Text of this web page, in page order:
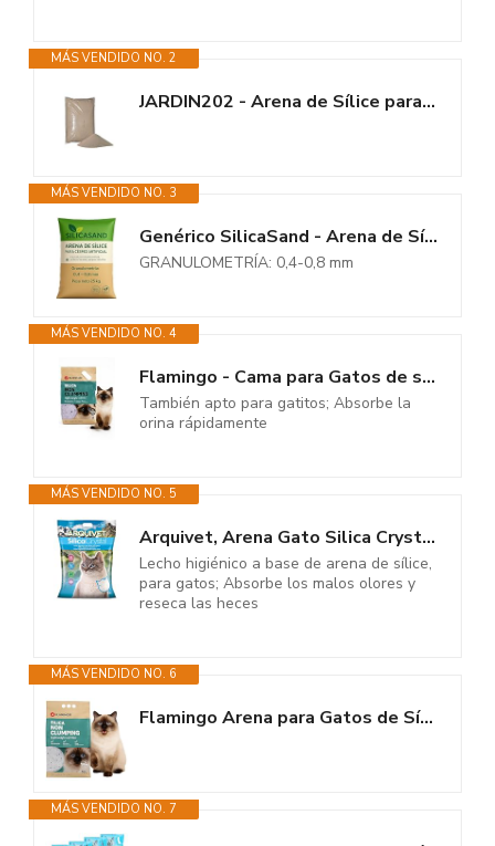
MÁS VENDIDO NO. 2
JARDIN202 - Arena de Sílice para Cesped Artificial | Sacos Arena 25 kg...
MÁS VENDIDO NO. 3
Genérico SilicaSand - Arena de Sílice para Césped Artificial | Sacos...
GRANULOMETRÍA: 0,4-0,8 mm
MÁS VENDIDO NO. 4
Flamingo - Cama para Gatos de sílice granulados de tamaño Medio 5L, Apta...
También apto para gatitos; Absorbe la
orina rápidamente
MÁS VENDIDO NO. 5
Arquivet, Arena Gato Silica Crystal 17,8 L
Lecho higiénico a base de arena de sílice,
para gatos; Absorbe los malos olores y
reseca las heces
MÁS VENDIDO NO. 6
Flamingo Arena para Gatos de Sílice – 16L para hasta 20 Semanas –...
MÁS VENDIDO NO. 7